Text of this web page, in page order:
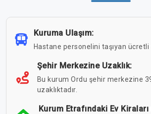
Kuruma Ulaşım:
Hastane personelini taşıyan ücretli
Şehir Merkezine Uzaklık:
Bu kurum Ordu şehir merkezine
uzaklıktadır.
Kurum Etrafındaki Ev